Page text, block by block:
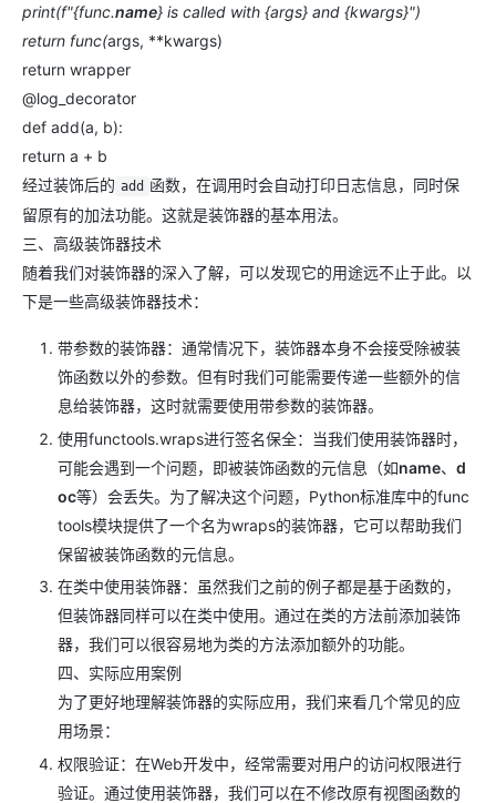
print(f"{func.name} is called with {args} and {kwargs}")
return func(args, **kwargs)
return wrapper
@log_decorator
def add(a, b):
return a + b
经过装饰后的 add 函数，在调用时会自动打印日志信息，同时保
留原有的加法功能。这就是装饰器的基本用法。
三、高级装饰器技术
随着我们对装饰器的深入了解，可以发现它的用途远不止于此。以
下是一些高级装饰器技术：
带参数的装饰器：通常情况下，装饰器本身不会接受除被装
饰函数以外的参数。但有时我们可能需要传递一些额外的信
息给装饰器，这时就需要使用带参数的装饰器。
使用functools.wraps进行签名保全：当我们使用装饰器时，
可能会遇到一个问题，即被装饰函数的元信息（如name、 d
oc等）会丢失。为了解决这个问题，Python标准库中的func
tools模块提供了一个名为wraps的装饰器，它可以帮助我们
保留被装饰函数的元信息。
在类中使用装饰器：虽然我们之前的例子都是基于函数的，
但装饰器同样可以在类中使用。通过在类的方法前添加装饰
器，我们可以很容易地为类的方法添加额外的功能。
四、实际应用案例
为了更好地理解装饰器的实际应用，我们来看几个常见的应
用场景：
权限验证：在Web开发中，经常需要对用户的访问权限进行
验证。通过使用装饰器，我们可以在不修改原有视图函数的